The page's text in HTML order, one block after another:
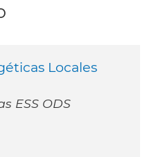
Locales
ESS ODS